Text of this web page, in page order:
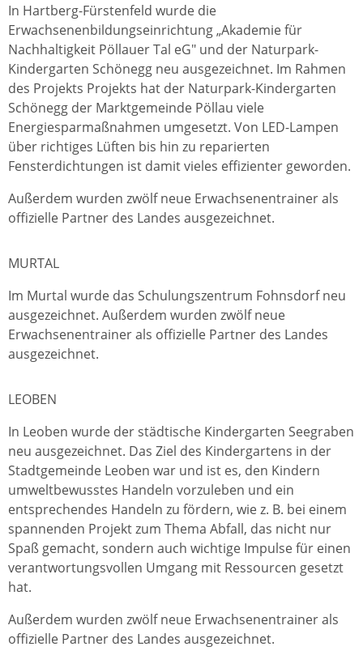
In Hartberg-Fürstenfeld wurde die
Erwachsenenbildungseinrichtung „Akademie für
Nachhaltigkeit Pöllauer Tal eG" und der Naturpark-
Kindergarten Schönegg neu ausgezeichnet. Im Rahmen
des Projekts Projekts hat der Naturpark-Kindergarten
Schönegg der Marktgemeinde Pöllau viele
Energiesparmaßnahmen umgesetzt. Von LED-Lampen
über richtiges Lüften bis hin zu reparierten
Fensterdichtungen ist damit vieles effizienter geworden.
Außerdem wurden zwölf neue Erwachsenentrainer als
offizielle Partner des Landes ausgezeichnet.
MURTAL
Im Murtal wurde das Schulungszentrum Fohnsdorf neu
ausgezeichnet. Außerdem wurden zwölf neue
Erwachsenentrainer als offizielle Partner des Landes
ausgezeichnet.
LEOBEN
In Leoben wurde der städtische Kindergarten Seegraben
neu ausgezeichnet. Das Ziel des Kindergartens in der
Stadtgemeinde Leoben war und ist es, den Kindern
umweltbewusstes Handeln vorzuleben und ein
entsprechendes Handeln zu fördern, wie z. B. bei einem
spannenden Projekt zum Thema Abfall, das nicht nur
Spaß gemacht, sondern auch wichtige Impulse für einen
verantwortungsvollen Umgang mit Ressourcen gesetzt
hat.
Außerdem wurden zwölf neue Erwachsenentrainer als
offizielle Partner des Landes ausgezeichnet.